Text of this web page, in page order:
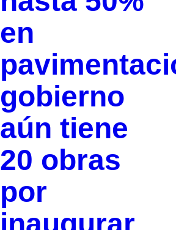
en
gobierno
aún tiene
20 obras
por